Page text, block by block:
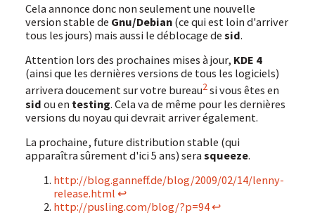
Cela annonce donc non seulement une nouvelle
version stable de Gnu/Debian(ce qui est loin d'arriver
tous les jours) mais aussi le déblocage de sid.
Attention lors des prochaines mises à jour, KDE 4
(ainsi que les dernières versions de tous les logiciels)
arrivera doucement sur votre bureau2si vous êtes en
sid ou en testing. Cela va de même pour les dernières
versions du noyau qui devrait arriver également.
La prochaine, future distribution stable (qui
apparaîtra sûrement d'ici 5 ans) sera squeeze.
Footnotes
http://blog.ganneff.de/blog/2009/02/14/lenny-
release.html ↩
http://pusling.com/blog/?p=94↩